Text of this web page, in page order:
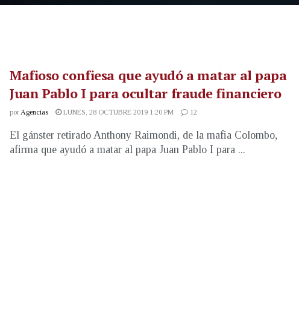
Mafioso confiesa que ayudó a matar al papa
Juan Pablo I para ocultar fraude financiero
porAgencias LUNES, 28 OCTUBRE 2019 1:20 PM 12
El gánster retirado Anthony Raimondi, de la mafia Colombo,
afirma que ayudó a matar al papa Juan Pablo I para ...